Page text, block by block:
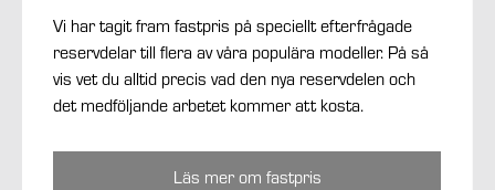
Vi har tagit fram fastpris på speciellt efterfrågade
reservdelar till flera av våra populära modeller. På så
vis vet du alltid precis vad den nya reservdelen och
det medföljande arbetet kommer att kosta.
Läs mer om fastpris